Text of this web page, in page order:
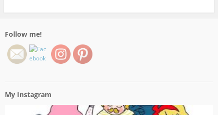
Follow me!
My Instagram